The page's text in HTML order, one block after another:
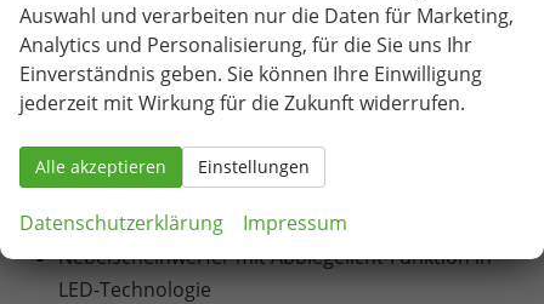
USB-C-Schnittstelle 2 vorne
Virtual Cockpit - Volldigitales Kombiinstrument
mit 10,25"-TFT-Display
Außenspiegel
LED-Technologie für Scheinwerfer, Tagfahrlicht
und Heckleuchten
Nebelscheinwerfer mit Abbiegelicht-Funktion in
LED-Technologie
Auswahl und verarbeiten nur die Daten für Marketing,
Analytics und Personalisierung, für die Sie uns Ihr
Einverständnis geben. Sie können Ihre Einwilligung
jederzeit mit Wirkung für die Zukunft widerrufen.
Alle akzeptieren Einstellungen
Datenschutzerklärung Impressum